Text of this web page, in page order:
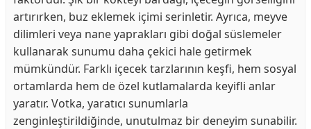
artırırken, buz eklemek içimi serinletir. Ayrıca, meyve
dilimleri veya nane yaprakları gibi doğal süslemeler
kullanarak sunumu daha çekici hale getirmek
mümkündür. Farklı içecek tarzlarının keşfi, hem sosyal
ortamlarda hem de özel kutlamalarda keyifli anlar
yaratır. Votka, yaratıcı sunumlarla
zenginleştirildiğinde, unutulmaz bir deneyim sunabilir.